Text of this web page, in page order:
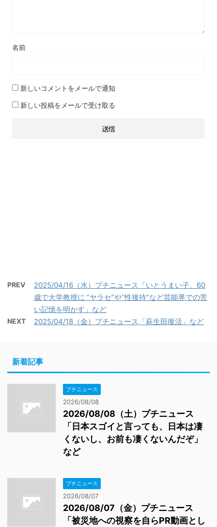
名前
新しいコメントをメールで通知
新しい投稿をメールで受け取る
PREV
2025/04/16（水）プチニュース「いとうまい子、60
歳で大学教授に “ヤラセ”や“性接待”など芸能界での苦
い記憶を明かす」など
NEXT 2025/04/18（金）プチニュース「萩生田復活」など
新着記事
プチニュース
2026/08/08
2026/08/08（土）プチニュース
「日本スゴイと言っても、日本は凄
くないし、お前も凄くないんだぞ」
など
プチニュース
2026/08/07
2026/08/07（金）プチニュース
「被災地への視察を自らPR動画とし